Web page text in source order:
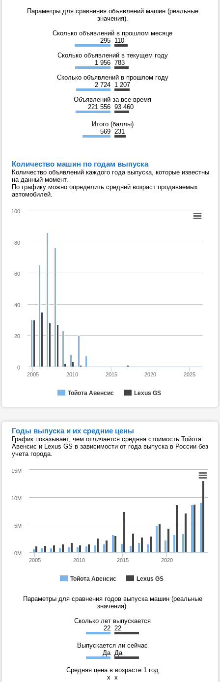
Параметры для сравнения объявлений машин (реальные
значения).
Сколько объявлений в прошлом месяце
295 110
Сколько объявлений в текущем году
1 956 783
Сколько объявлений в прошлом году
2 724 1 207
Объявлений за все время
221 556 93 460
Итого (баллы)
569 231
Количество машин по годам выпуска
Количество объявлений каждого года выпуска, которые известны
на данный момент.
По графику можно определить средний возраст продаваемых
автомобилей.
Тойота Авенсис Lexus GS
2005 2010 2015 2020 2025
0
20
40
60
80
100
Годы выпуска и их средние цены
График показывает, чем отличается средняя стоимость Тойота
Авенсис и Lexus GS в зависимости от года выпуска в России без
учета города.
Тойота Авенсис Lexus GS
2005 2010 2015 2020
0M
5M
10M
15M
Параметры для сравнения годов выпуска машин (реальные
значения).
Сколько лет выпускается
22 22
Выпускается ли сейчас
Да Да
Средняя цена в возрасте 1 год
x x